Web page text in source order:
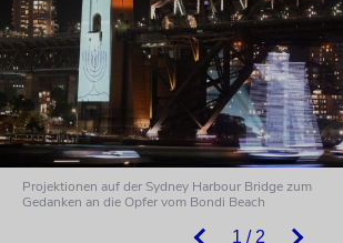
1 / 2
Projektionen auf der Sydney Harbour Bridge zum
Gedanken an die Opfer vom Bondi Beach